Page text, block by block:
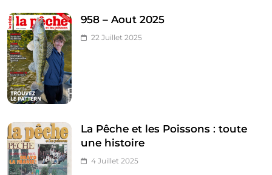
958 – Aout 2025
22 Juillet 2025
La Pêche et les Poissons : toute
une histoire
4 Juillet 2025